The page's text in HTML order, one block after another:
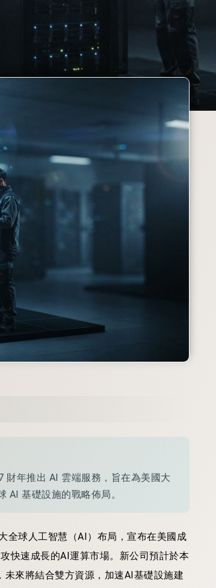
財年推出 AI 雲端服務，旨在為美國大
AI 基礎設施的戰略佈局。
全球人工智慧（AI）布局，宣布在美國成
快速成長的AI運算市場。新公司預計於本
來將結合雙方資源，加速AI基礎設施建